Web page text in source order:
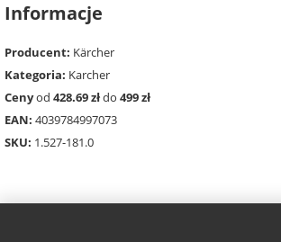
Informacje
Producent: Kärcher
Kategoria: Karcher
Cenyod 428.69 złdo 499 zł
EAN: 4039784997073
SKU: 1.527-181.0